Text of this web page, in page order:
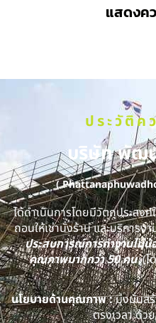
แสดงค
ประวัติค
บริษัท พัฒ
(
ได้ดำเนินการโดยมีวัตถุประสง
ถอนให้เช่านั่งร้าน และบริการ
ประสบการณ์การทำงานไม่
คุณภาพมากกว่า 50 คน(โ
นโยบายด้านคุณภาพ :มุ่งมั่นส
ตรงเวลา ด้